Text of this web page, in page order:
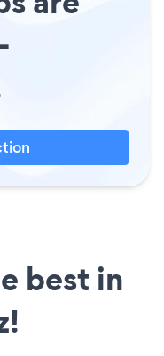
best in